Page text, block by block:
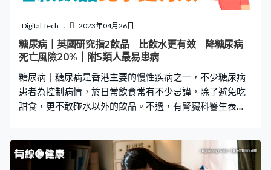
一會兒，家裏人有事打給她」，「聽電話裏說的是家裏拆
遷的事」。但從不足十秒的片段中可見，女醫生背對拍攝
者、靠著窗講電話，不時在發出笑聲。 醫生看病求其馬
虎 院方指已批評及扣款 網民批「沒有醫德」 醫生及後
血。驗完血返回診症室後，醫生又
Digital Tech 2023年04月26日
糖尿病｜英國研究指2飲品 比飲水更有效 降糖尿病
死亡風險20%｜附5類人最易患病
糖尿病｜糖尿病是香港主要的慢性疾病之一，不少糖尿病
患者為控制病情，於日常飲食常有不少忌諱，除了避免吃
甜食，更不敢碰水以外的飲品。不過，有腎臟科醫生表
下文！ 推薦閱讀 隔夜餸｜7大食物千萬別翻叮 白飯、菠
菜、雞蛋上榜！嚴重或致癌2023超級食物TOP10 牛油